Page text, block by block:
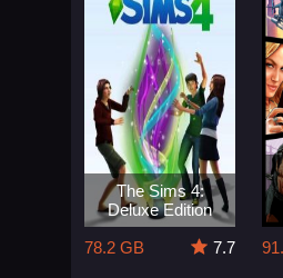
The Sims 4:
Deluxe Edition
78.2 GB
7.7